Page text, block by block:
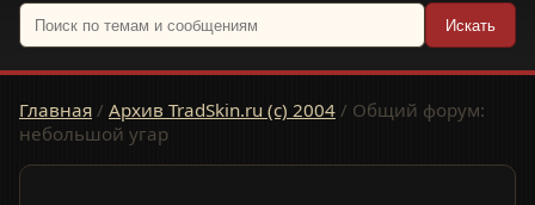
Искать
Главная / Архив TradSkin.ru (с) 2004 / Общий форум:
небольшой угар